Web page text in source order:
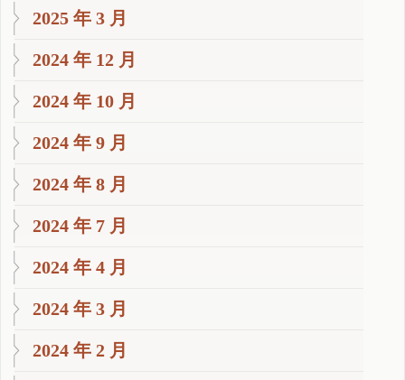
2025 年 3 月
2024 年 12 月
2024 年 10 月
2024 年 9 月
2024 年 8 月
2024 年 7 月
2024 年 4 月
2024 年 3 月
2024 年 2 月